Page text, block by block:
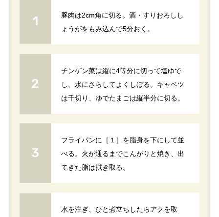
豚肉は2cm角に切る。酒・すりおろしし
ょうがをもみ込んで5分おく。
チンゲン菜は縦に4等分に切って塩ゆで
し、水にさらしてよくしぼる。キャベツ
は千切り、ゆでたまごは縦半分に切る。
フライパンに［１］を脂身を下にして並
べる。火が通るまでこんがりと焼き、出
てきた脂は拭き取る。
水を注ぎ、ひと煮立ちしたらアクを取